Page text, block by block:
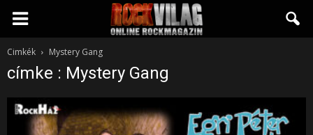
Rockvilág.hu
online
rockmagazin
Cimkék Mystery Gang
címke : Mystery Gang